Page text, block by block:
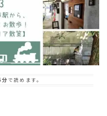
分 で読めます。